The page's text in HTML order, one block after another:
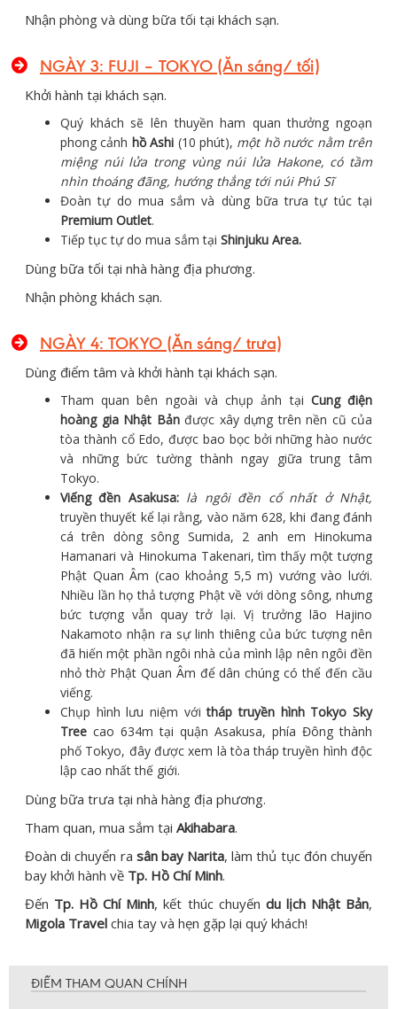
Nhận phòng và dùng bữa tối tại khách sạn.
NGÀY 3: FUJI – TOKYO (Ăn sáng/ tối)
Khởi hành tại khách sạn.
Quý khách sẽ lên thuyền ham quan thưởng ngoạn
phong cảnh hồ Ashi (10 phút), một hồ nước nằm trên
miệng núi lửa trong vùng núi lửa Hakone, có tầm
nhìn thoáng đãng, hướng thẳng tới núi Phú Sĩ
Đoàn tự do mua sắm và dùng bữa trưa tự túc tại
Premium Outlet.
Tiếp tục tự do mua sắm tại Shinjuku Area.
Dùng bữa tối tại nhà hàng địa phương.
Nhận phòng khách sạn.
NGÀY 4: TOKYO (Ăn sáng/ trưa)
Dùng điểm tâm và khởi hành tại khách sạn.
Tham quan bên ngoài và chụp ảnh tại Cung điện
hoàng gia Nhật Bảnđược xây dựng trên nền cũ của
tòa thành cổ Edo, được bao bọc bởi những hào nước
và những bức tường thành ngay giữa trung tâm
Tokyo.
Viếng đền Asakusa: là ngôi đền cổ nhất ở Nhật,
truyền thuyết kể lại rằng, vào năm 628, khi đang đánh
cá trên dòng sông Sumida, 2 anh em Hinokuma
Hamanari và Hinokuma Takenari, tìm thấy một tượng
Phật Quan Âm (cao khoảng 5,5 m) vướng vào lưới.
Nhiều lần họ thả tượng Phật về với dòng sông, nhưng
bức tượng vẫn quay trở lại. Vị trưởng lão Hajino
Nakamoto nhận ra sự linh thiêng của bức tượng nên
đã hiến một phần ngôi nhà của mình lập nên ngôi đền
nhỏ thờ Phật Quan Âm để dân chúng có thể đến cầu
viếng.
Chụp hình lưu niệm vớitháp truyền hình Tokyo Sky
Tree cao 634m tại quận Asakusa, phía Đông thành
phố Tokyo, đây được xem là tòa tháp truyền hình độc
lập cao nhất thế giới.
Dùng bữa trưa tại nhà hàng địa phương.
Tham quan, mua sắm tại Akihabara.
Đoàn di chuyển ra sân bay Narita, làm thủ tục đón chuyến
bay khởi hành về Tp. Hồ Chí Minh.
Đến Tp. Hồ Chí Minh, kết thúc chuyến du lịch Nhật Bản,
Migola Travel chia tay và hẹn gặp lại quý khách!
ĐIỂM THAM QUAN CHÍNH